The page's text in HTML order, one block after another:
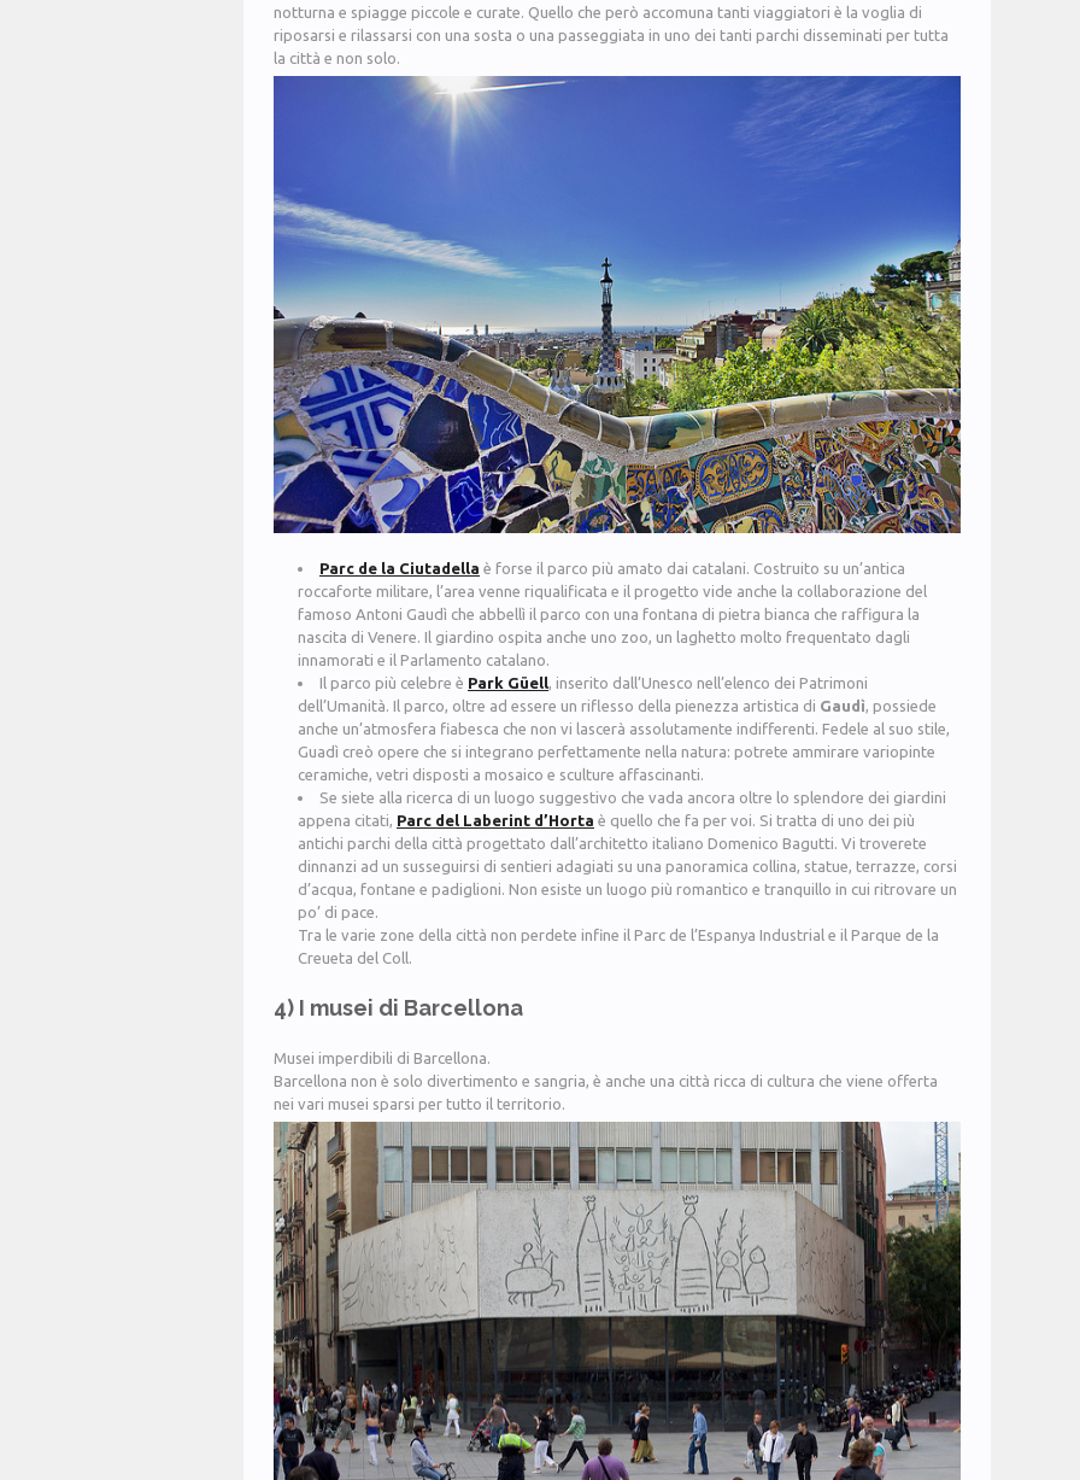
notturna e spiagge piccole e curate. Quello che però accomuna tanti viaggiatori è la voglia di
riposarsi e rilassarsi con una sosta o una passeggiata in uno dei tanti parchi disseminati per tutta
la città e non solo.
Parc de la Ciutadella è forse il parco più amato dai catalani. Costruito su un’antica
roccaforte militare, l’area venne riqualificata e il progetto vide anche la collaborazione del
famoso Antoni Gaudì che abbellì il parco con una fontana di pietra bianca che raffigura la
nascita di Venere. Il giardino ospita anche uno zoo, un laghetto molto frequentato dagli
innamorati e il Parlamento catalano.
Il parco più celebre è Park Güell , inserito dall’Unesco nell’elenco dei Patrimoni
dell’Umanità. Il parco, oltre ad essere un riflesso della pienezza artistica di Gaudì , possiede
anche un’atmosfera fiabesca che non vi lascerà assolutamente indifferenti. Fedele al suo stile,
Guadì creò opere che si integrano perfettamente nella natura: potrete ammirare variopinte
ceramiche, vetri disposti a mosaico e sculture affascinanti.
Se siete alla ricerca di un luogo suggestivo che vada ancora oltre lo splendore dei giardini
appena citati, Parc del Laberint d’Horta è quello che fa per voi. Si tratta di uno dei più
antichi parchi della città progettato dall’architetto italiano Domenico Bagutti. Vi troverete
dinnanzi ad un susseguirsi di sentieri adagiati su una panoramica collina, statue, terrazze, corsi
d’acqua, fontane e padiglioni. Non esiste un luogo più romantico e tranquillo in cui ritrovare un
po’ di pace.
Tra le varie zone della città non perdete infine il Parc de l’Espanya Industrial e il Parque de la
Creueta del Coll.
4) I musei di Barcellona
Musei imperdibili di Barcellona.
Barcellona non è solo divertimento e sangria, è anche una città ricca di cultura che viene offerta
nei vari musei sparsi per tutto il territorio.